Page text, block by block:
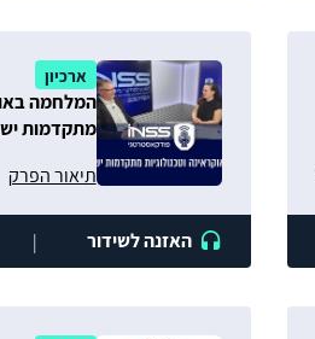
ארכיון
המלחמה
מתקדמות
תיאור הפרק
האזנה לשידור |